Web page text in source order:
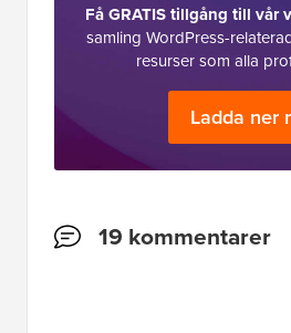
Få GRATIS tillgång till vår
samling WordPress-
resurser som alla
Ladda ner
Läsarnas19 kommentarer